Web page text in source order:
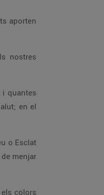
aporten
nostres
quantes
en el
o Esclat
menjar
colors